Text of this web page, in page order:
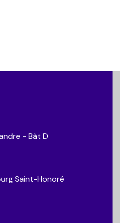
- Bât D
Saint-Honoré